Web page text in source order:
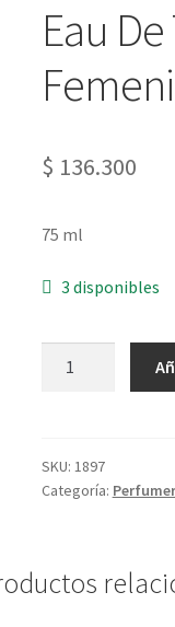
Eau
$ 136.300
75 ml
3 disponibles
De
Humor
75
SKU: 1897
Categoría: